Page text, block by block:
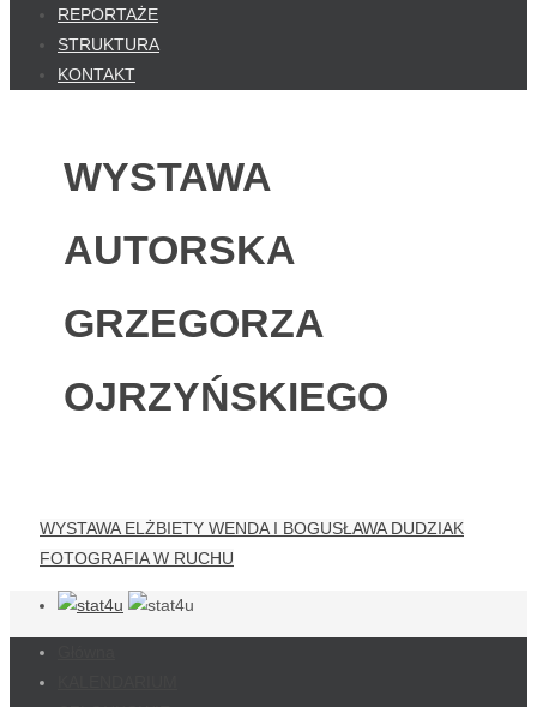
REPORTAŻE
STRUKTURA
KONTAKT
WYSTAWA
AUTORSKA
GRZEGORZA
OJRZYŃSKIEGO
WYSTAWA ELŻBIETY WENDA I BOGUSŁAWA DUDZIAK
FOTOGRAFIA W RUCHU